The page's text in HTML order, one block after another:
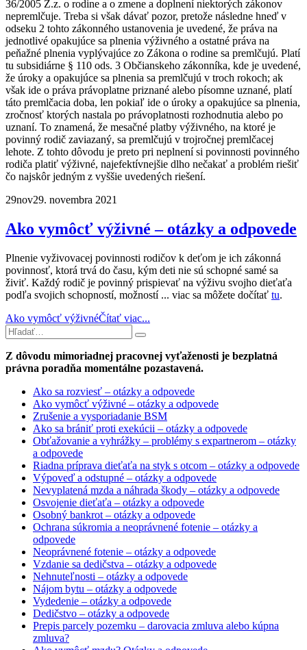
36/2005 Z.z. o rodine a o zmene a doplnení niektorých zákonov
nepremlčuje. Treba si však dávať pozor, pretože následne hneď v
odseku 2 tohto zákonného ustanovenia je uvedené, že práva na
jednotlivé opakujúce sa plnenia výživného a ostatné práva na
peňažné plnenia vyplývajúce zo Zákona o rodine sa premlčujú. Platí
tu subsidiárne § 110 ods. 3 Občianskeho zákonníka, kde je uvedené,
že úroky a opakujúce sa plnenia sa premlčujú v troch rokoch; ak
však ide o práva právoplatne priznané alebo písomne uznané, platí
táto premlčacia doba, len pokiaľ ide o úroky a opakujúce sa plnenia,
zročnosť ktorých nastala po právoplatnosti rozhodnutia alebo po
uznaní. To znamená, že mesačné platby výživného, na ktoré je
povinný rodič zaviazaný, sa premlčujú v trojročnej premlčacej
lehote. Z tohto dôvodu je preto pri neplnení si povinnosti povinného
rodiča platiť výživné, najefektívnejšie dlho nečakať a problém riešiť
čo najskôr jedným z vyššie uvedených riešení.
29nov29. novembra 2021
Ako vymôcť výživné – otázky a odpovede
Plnenie vyživovacej povinnosti rodičov k deťom je ich zákonná
povinnosť, ktorá trvá do času, kým deti nie sú schopné samé sa
živiť. Každý rodič je povinný prispievať na výživu svojho dieťaťa
podľa svojich schopností, možností ... viac sa môžete dočítať tu.
Ako vymôcť výživnéČítať viac...
Z dôvodu mimoriadnej pracovnej vyťaženosti je bezplatná
právna poradňa momentálne pozastavená.
Ako sa rozviesť – otázky a odpovede
Ako vymôcť výživné – otázky a odpovede
Zrušenie a vysporiadanie BSM
Ako sa brániť proti exekúcii – otázky a odpovede
Obťažovanie a vyhrážky – problémy s expartnerom – otázky
a odpovede
Riadna príprava dieťaťa na styk s otcom – otázky a odpovede
Výpoveď a odstupné – otázky a odpovede
Nevyplatená mzda a náhrada škody – otázky a odpovede
Osvojenie dieťaťa – otázky a odpovede
Osobný bankrot – otázky a odpovede
Ochrana súkromia a neoprávnené fotenie – otázky a
odpovede
Neoprávnené fotenie – otázky a odpovede
Vzdanie sa dedičstva – otázky a odpovede
Nehnuteľnosti – otázky a odpovede
Nájom bytu – otázky a odpovede
Vydedenie – otázky a odpovede
Dedičstvo – otázky a odpovede
Prepis parcely pozemku – darovacia zmluva alebo kúpna
zmluva?